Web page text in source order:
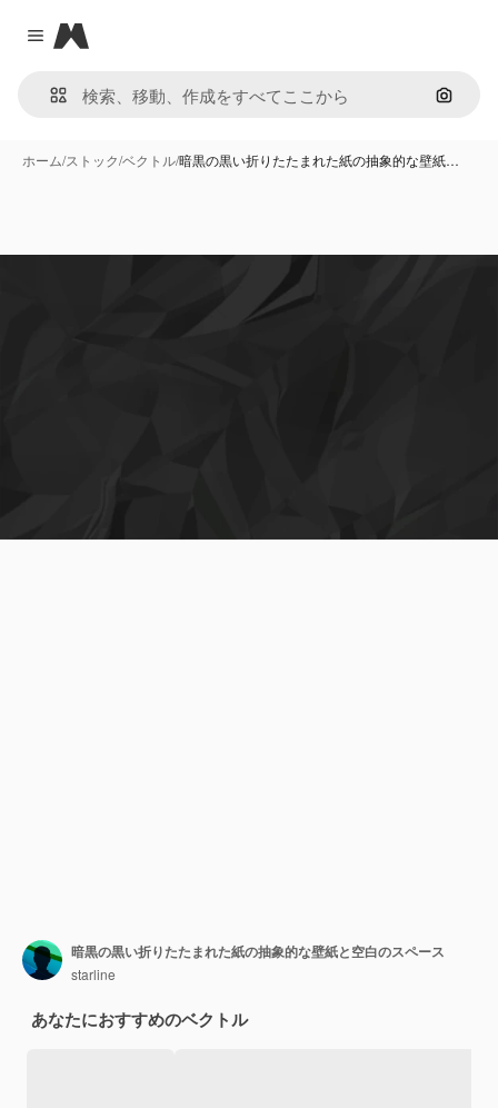
Close menu
Magnific
画像で
ホーム/ストック/ベクトル/暗黒の黒い折りたたまれた紙の抽象的な壁紙…
暗黒の黒い折りたたまれた紙の抽象的な壁紙と空白のスペース
starline
あなたにおすすめのベクトル